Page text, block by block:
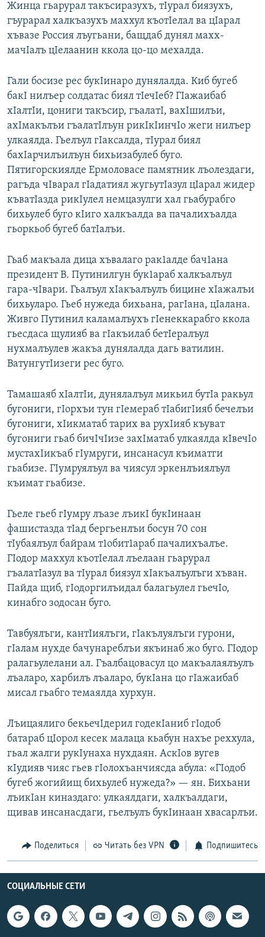
Жинца гьарурал такъсиразухъ, тIурал биязухъ,
гъурарал халкъазухъ маххул къотIелал ва цIарал
хъвазе Россия лъугьани, бащдаб дунял махх-
мачIалъ цIелаанин ккола цо-цо мехалда.
Гали босизе рес букIинаро дунялалда. Киб бугеб
бакI нилъер солдатас биял тIечIеб? ГIажаибаб
хIалтIи, цониги такъсир, гъалатI, вахIшилъи,
ахIмакълъи гъалатIлъун рикIкIинчIо жеги нилъер
улкаялда. Гьелъул гIаксалда, тIурал биял
бахIарчилъилъун бихьизабулеб буго.
Пятигорскиялде Ермоловасе памятник лъолездаги,
рагъда чIварал гIадатиял жугьутIазул цIарал жидер
къватIазда рикIулел немцазулги хал гьабурабго
бихьулеб буго кIиго халкъалда ва пачалихъалда
гьоркьоб бугеб батIалъи.
Гьаб макъала дица хъвалаго рак1алде бач1ана
президент В. Путинилгун бук1араб халкъалъул
гара-чIвари. Гьалъул хIакъалъулъ бицине хIажалъи
бихьуларо. Гьеб нужеда бихьана, рагIана, цIалана.
Живго Путинил каламалъухъ гIенеккарабго ккола
гьесдаса щулияб ва гIакъилаб бетIералъул
нухмалъулев жакъа дунялалда дагь ватилин.
ВатунгутIизеги рес буго.
Тамашаяб хIалтIи, дунялалъул микьил бутIа ракьул
бугониги, гIорхъи тун гIемераб тIабигIияб бечелъи
бугониги, хIикматаб тарих ва рухIияб къуват
бугониги гьаб бичIчIизе захIматаб улкаялда кIвечIо
мустахIикъаб гIумруги, инсанасул къиматги
гьабизе. ГIумруялъул ва чиясул эркенлъиялъул
къимат гьабизе.
Гьеле гьеб гIумру лъазе лъикI букIинаан
фашистазда тIад бергьенлъи босун 70 сон
тIубаялъул байрам т1обит1араб пачалихъалъе.
ГIодор маххул къотIелал лъелаан гьарурал
гъалатIазул ва тIурал биязул хIакъалъулъги хъван.
Пайда щиб, гIодоргилъидал балагьулел гьечIо,
кинабго зодосан буго.
Тавбуялъги, кантIиялъги, гIакълуялъги гурони,
гIалам нухде бачунареблъи якъинаб жо буго. ГIодор
ралагьулелани ал. Гъалбацовасул цо макъалаялъулъ
лъаларо, харбилъ лъаларо, букIана цо гIажаибаб
мисал гьабго темаялда хурхун.
Лъицаялиго бекьечIдерил годекIаниб гIодоб
батараб цIорол кесек малаца кьабун нахъе реххула,
гьал жалги рукIунаха нухдаян. АскIов вугев
кIудияв чияс гьев гIолохъанчиясда абула: «ГIодоб
бугеб жогийищ бихьулеб нужеда?» — ян. Бихьани
лъикIан киназдаго: улкаялдаги, халкъалдаги,
щивав инсанасдаги, гьелъулъ букIинаан хвасарлъи.
Поделиться Читать без VPN Подпишитесь
СОЦИАЛЬНЫЕ СЕТИ